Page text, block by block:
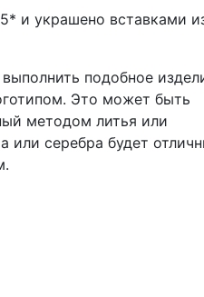
и украшено вставками
подобное
Это может быть
методом литья или
или серебра будет